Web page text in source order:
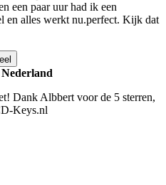
een paar uur had ik een
en alles werkt nu.perfect. Kijk dat
Dank Albbert voor de 5 sterren,
Keys.nl